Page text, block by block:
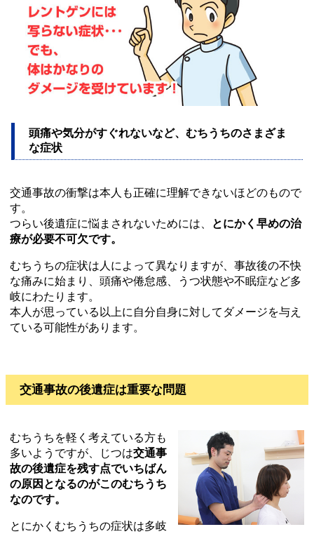
頭痛や気分がすぐれないなど、むちうちのさまざま
な症状
交通事故の衝撃は本人も正確に理解できないほどのもので
す。
つらい後遺症に悩まされないためには、 とにかく早めの治
療が必要不可欠です。
むちうちの症状は人によって異なりますが、事故後の不快
な痛みに始まり、頭痛や倦怠感、うつ状態や不眠症など多
岐にわたります。
本人が思っている以上に自分自身に対してダメージを与え
ている可能性があります。
交通事故の後遺症は重要な問題
むちうちを軽く考えている方も
多いようですが、じつは交通事
故の後遺症を残す点でいちばん
の原因となるのがこのむちうち
なのです。
とにかくむちうちの症状は多岐